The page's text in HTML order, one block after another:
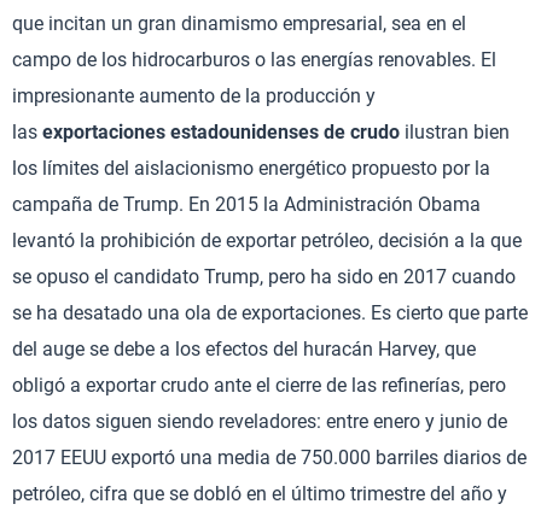
que incitan un gran dinamismo empresarial, sea en el
campo de los hidrocarburos o las energías renovables. El
impresionante aumento de la producción y
las exportaciones estadounidenses de crudo ilustran bien
los límites del aislacionismo energético propuesto por la
campaña de Trump. En 2015 la Administración Obama
levantó la prohibición de exportar petróleo, decisión a la que
se opuso el candidato Trump, pero ha sido en 2017 cuando
se ha desatado una ola de exportaciones. Es cierto que parte
del auge se debe a los efectos del huracán Harvey, que
obligó a exportar crudo ante el cierre de las refinerías, pero
los datos siguen siendo reveladores: entre enero y junio de
2017 EEUU exportó una media de 750.000 barriles diarios de
petróleo, cifra que se dobló en el último trimestre del año y